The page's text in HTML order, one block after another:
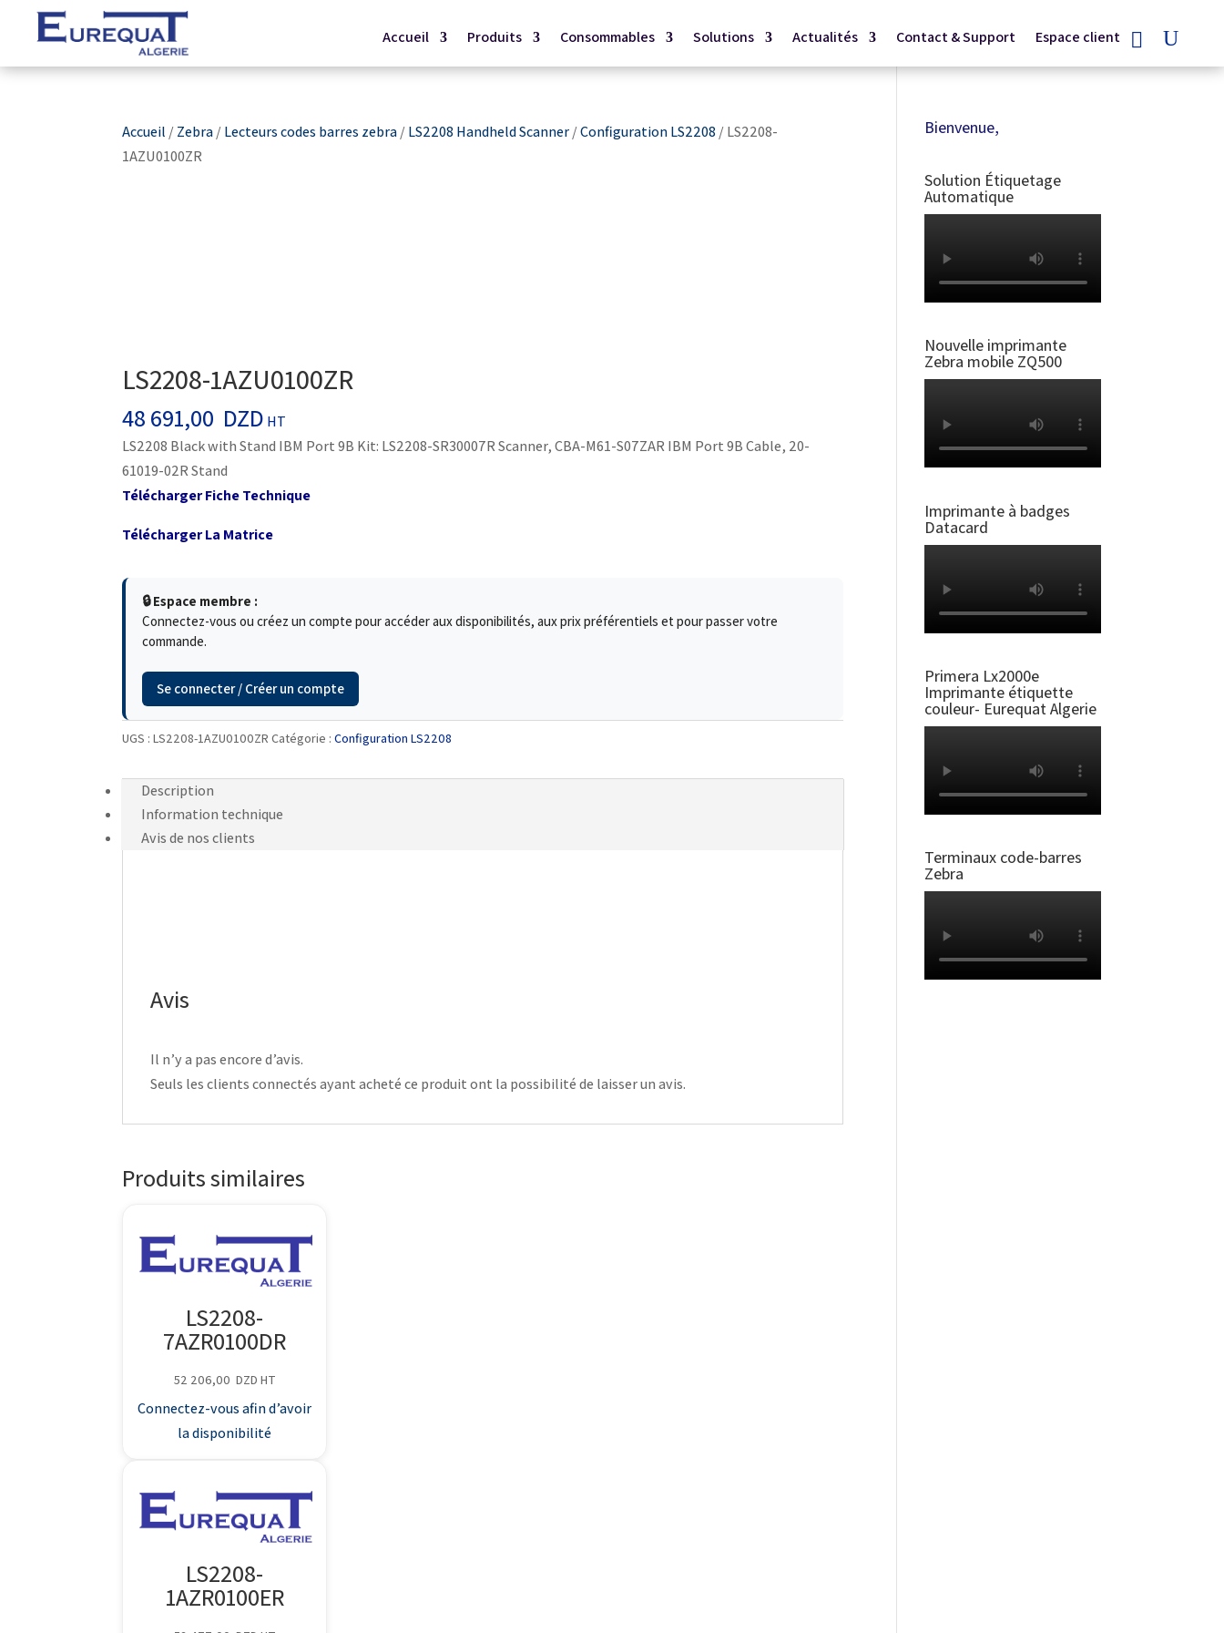
Accueil Produits Consommables Solutions Actualités Contact & Support Espace client
Accueil /Zebra/Lecteurs codes barres zebra/LS2208 Handheld Scanner/Configuration LS2208 / LS2208-
1AZU0100ZR
LS2208-1AZU0100ZR
48 691,00 DZD HT
LS2208 Black with Stand IBM Port 9B Kit: LS2208-SR30007R Scanner, CBA-M61-S07ZAR IBM Port 9B Cable, 20-
61019-02R Stand
Télécharger Fiche Technique
Télécharger La Matrice
🔒 Espace membre :
Connectez-vous ou créez un compte pour accéder aux disponibilités, aux prix préférentiels et pour passer votre
commande.
Se connecter / Créer un compte
UGS :LS2208-1AZU0100ZR Catégorie :Configuration LS2208
Description
Information technique
Avis de nos clients
Avis
Il n’y a pas encore d’avis.
Seuls les clients connectés ayant acheté ce produit ont la possibilité de laisser un avis.
Produits similaires
LS2208-
7AZR0100DR
52 206,00 DZD HT
Connectez-vous afin d’avoir
la disponibilité
LS2208-
1AZR0100ER
Bienvenue,
Solution Étiquetage
Automatique
Nouvelle imprimante
Zebra mobile ZQ500
Imprimante à badges
Datacard
Primera Lx2000e
Imprimante étiquette
couleur- Eurequat Algerie
Terminaux code-barres
Zebra